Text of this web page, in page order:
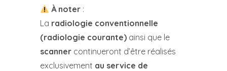
À noter :
La radiologie conventionnelle
(radiologie courante) ainsi que le
scanner continueront d’être réalisés
exclusivement au service de